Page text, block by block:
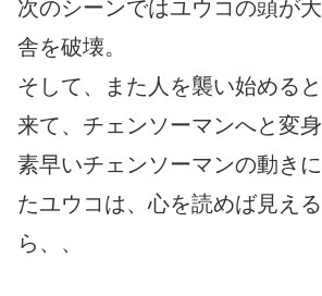
次のシーンではユウコの頭が
舎を破壊。
そして、また人を襲い始める
来て、チェンソーマンへと変身
素早いチェンソーマンの動き
たユウコは、心を読めば見え
ら、、